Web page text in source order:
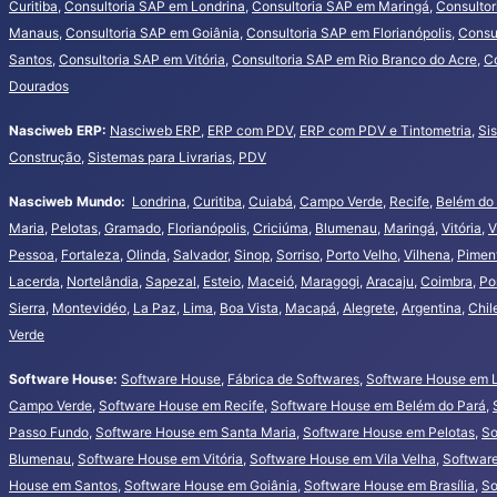
Curitiba, Consultoria SAP em Londrina, Consultoria SAP em Maringá,
Manaus, Consultoria SAP em Goiânia, Consultoria SAP em Florianópolis,
Santos, Consultoria SAP em Vitória, Consultoria SAP em Rio Branco do Acre,
Dourados
Nasciweb ERP: Nasciweb ERP, ERP com PDV, ERP com PDV e Tintometria,
Construção, Sistemas para Livrarias, PDV
Nasciweb Mundo: Londrina, Curitiba, Cuiabá, Campo Verde, Recife, Belém do
Maria, Pelotas, Gramado, Florianópolis, Criciúma, Blumenau, Maringá, Vitória,
Pessoa, Fortaleza, Olinda, Salvador, Sinop, Sorriso, Porto Velho, Vilhena,
Lacerda, Nortelândia, Sapezal, Esteio, Maceió, Maragogi, Aracaju, Coimbra,
Sierra, Montevidéo, La Paz, Lima, Boa Vista, Macapá, Alegrete, Argentina,
Verde
Software House: Software House, Fábrica de Softwares, Software House em
Campo Verde, Software House em Recife, Software House em Belém do Pará,
Passo Fundo, Software House em Santa Maria, Software House em Pelotas,
Blumenau, Software House em Vitória, Software House em Vila Velha,
House em Santos, Software House em Goiânia, Software House em Brasília,